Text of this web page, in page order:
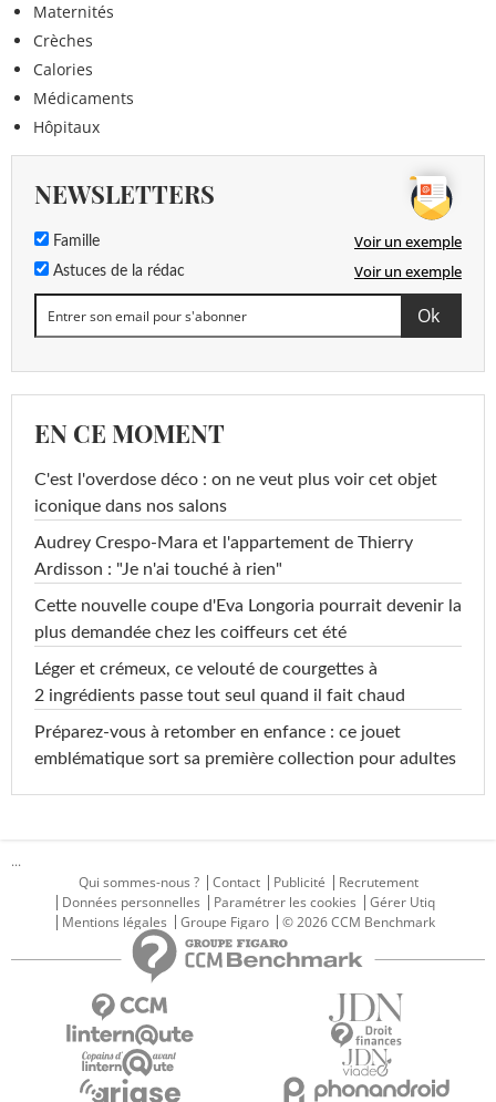
Maternités
Crèches
Calories
Médicaments
Hôpitaux
NEWSLETTERS
Famille Voir un exemple
Astuces de la rédac Voir un exemple
EN CE MOMENT
C'est l'overdose déco : on ne veut plus voir cet objet
iconique dans nos salons
Audrey Crespo-Mara et l'appartement de Thierry
Ardisson : "Je n'ai touché à rien"
Cette nouvelle coupe d'Eva Longoria pourrait devenir la
plus demandée chez les coiffeurs cet été
Léger et crémeux, ce velouté de courgettes à
2 ingrédients passe tout seul quand il fait chaud
Préparez-vous à retomber en enfance : ce jouet
emblématique sort sa première collection pour adultes
...
Qui sommes-nous ?
Contact Publicité
Recrutement
Données personnelles
Paramétrer les cookies
Gérer Utiq
Mentions légales
Groupe Figaro © 2026 CCM Benchmark